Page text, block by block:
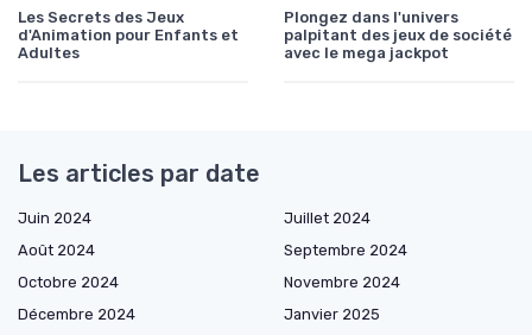
Les Secrets des Jeux
d'Animation pour Enfants et
Adultes
Plongez dans l'univers
palpitant des jeux de société
avec le mega jackpot
Les articles par date
Juin 2024
Juillet 2024
Août 2024
Septembre 2024
Octobre 2024
Novembre 2024
Décembre 2024
Janvier 2025